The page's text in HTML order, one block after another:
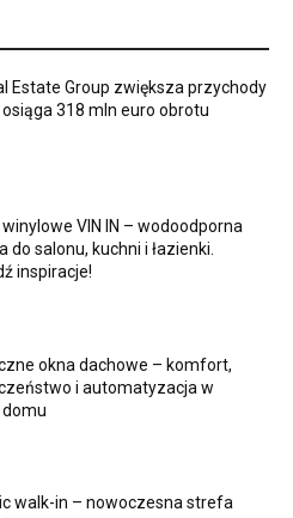
Estate Group zwiększa przychody
osiąga 318 mln euro obrotu
winylowe VIN IN – wodoodporna
do salonu, kuchni i łazienki.
inspiracje!
okna dachowe – komfort,
i automatyzacja w
walk-in – nowoczesna strefa